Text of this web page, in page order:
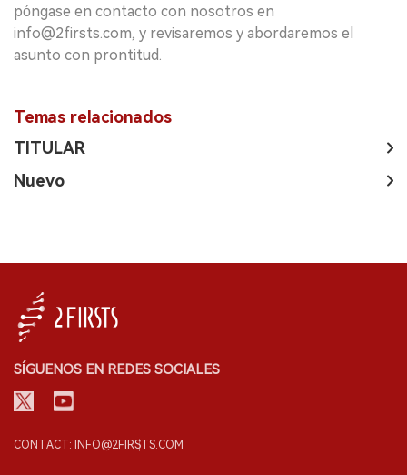
póngase en contacto con nosotros en
info@2firsts.com, y revisaremos y abordaremos el
asunto con prontitud.
Temas relacionados
TITULAR
Nuevo
SÍGUENOS EN REDES SOCIALES
CONTACT: INFO@2FIRSTS.COM